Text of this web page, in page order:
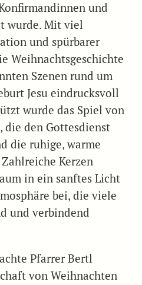
und
wurde. Mit viel
und spürbarer
Weihnachtsgeschichte
Szenen rund um
Jesu eindrucksvoll
wurde das Spiel von
den Gottesdienst
die ruhige, warme
Kerzen
in ein sanftes Licht
bei, die viele
und verbindend
Pfarrer Bertl
von Weihnachten